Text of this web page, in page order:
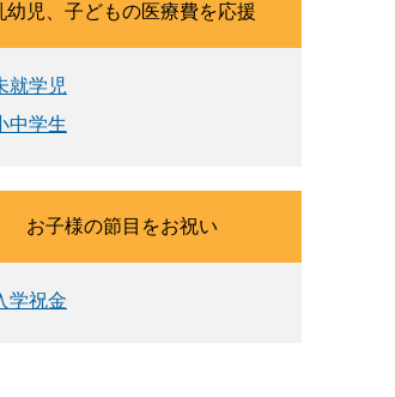
幼児、子どもの医療費を応援
就学児
中学生
お子様の節目をお祝い
学祝金